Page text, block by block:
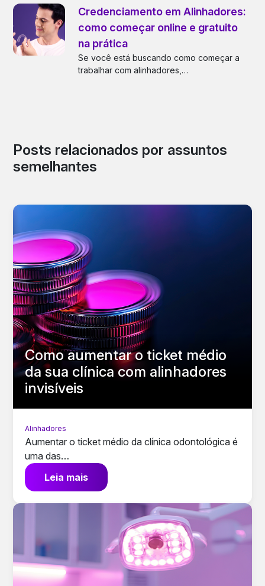
Credenciamento em Alinhadores:
como começar online e gratuito
na prática
Se você está buscando como começar a
trabalhar com alinhadores,…
Posts relacionados por assuntos
semelhantes
Como aumentar o ticket médio
da sua clínica com alinhadores
invisíveis
Alinhadores
Aumentar o ticket médio da clínica odontológica é
uma das…
Leia mais